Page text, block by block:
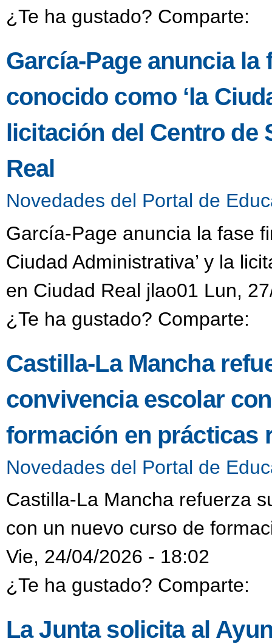
¿Te ha gustado? Comparte:
García-Page anuncia
conocido como ‘la
licitación del Centro de
Real
Novedades del Portal de
García-Page anuncia la fase
Ciudad Administrativa’ y la
en Ciudad Real jlao01 Lun,
¿Te ha gustado? Comparte:
Castilla-La Mancha
convivencia escolar
formación en prácticas
Novedades del Portal de
Castilla-La Mancha refuerza
con un nuevo curso de
Vie, 24/04/2026 - 18:02
¿Te ha gustado? Comparte:
La Junta solicita al